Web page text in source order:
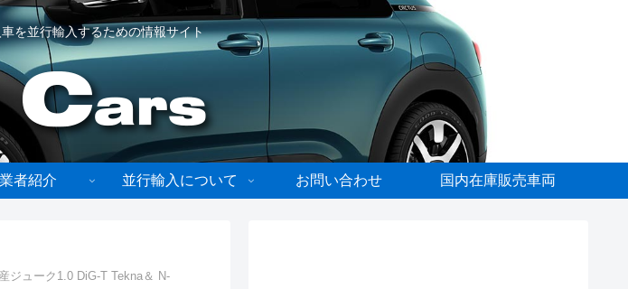
を並行輸入するための情報サイト
者紹介 並行輸入について お問い合わせ 国内在庫販売車両
ジューク1.0 DiG-T Tekna＆ N-